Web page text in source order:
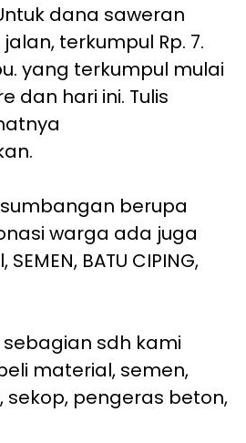
dana saweran
terkumpul Rp. 7.
yang terkumpul mulai
dan hari ini. Tulis
sumbangan berupa
warga ada juga
BATU CIPING,
sdh kami
material, semen,
sekop, pengeras beton,